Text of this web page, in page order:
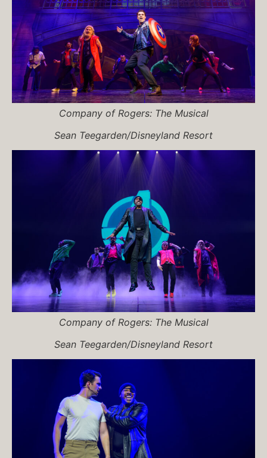
Company of Rogers: The Musical
Sean Teegarden/Disneyland Resort
Company of Rogers: The Musical
Sean Teegarden/Disneyland Resort